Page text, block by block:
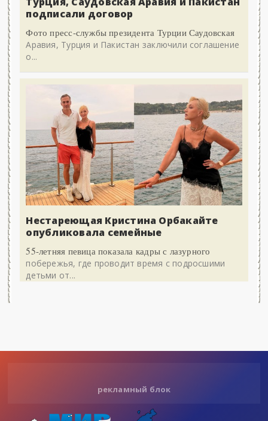
подписали договор
Фото пресс-службы президента Турции Саудовская
Аравия, Турция и Пакистан заключили соглашение
о...
Нестареющая Кристина Орбакайте
опубликовала семейные
55-летняя певица показала кадры с лазурного
побережья, где проводит время с подросшими
детьми от...
рекламный блок